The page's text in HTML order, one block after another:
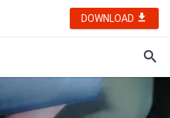
DOWNLOAD